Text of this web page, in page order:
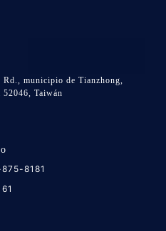
municipio de Tianzhong,
52046, Taiwán
8181